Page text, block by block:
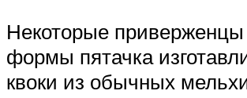
Некоторые приверженцы
формы пятачка
квоки из обычных